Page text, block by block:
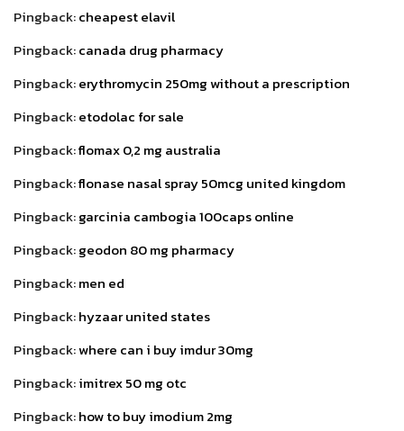
Pingback:cheapest elavil
Pingback:canada drug pharmacy
Pingback:erythromycin 250mg without a prescription
Pingback:etodolac for sale
Pingback:flomax 0,2 mg australia
Pingback:flonase nasal spray 50mcg united kingdom
Pingback:garcinia cambogia 100caps online
Pingback:geodon 80 mg pharmacy
Pingback:men ed
Pingback:hyzaar united states
Pingback:where can i buy imdur 30mg
Pingback:imitrex 50 mg otc
Pingback:how to buy imodium 2mg